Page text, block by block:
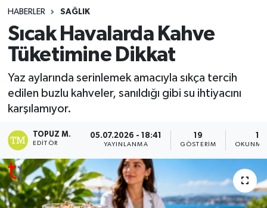
HABERLER SAĞLIK
Sıcak Havalarda Kahve
Tüketimine Dikkat
Yaz aylarında serinlemek amacıyla sıkça tercih
edilen buzlu kahveler, sanıldığı gibi su ihtiyacını
karşılamıyor.
TOPUZ M.
EDITÖR
05.07.2026 - 18:41
YAYINLANMA
19
GÖSTERIM OKUNMA
MAGAZİN
SAĞLIK
SPOR
TÜRKİYE
Süper Lig Puan Durumu ve Fikstür
Tüm Manşetler
Son Dakika Haberleri